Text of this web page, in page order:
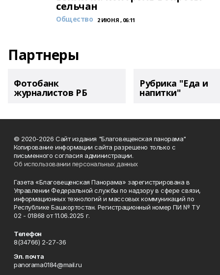
сельчан
Общество 2 ИЮНЯ , 06:11
Партнеры
Фотобанк
журналистов РБ
Рубрика "Еда и
напитки"
© 2020-2026 Сайт издания "Благовещенская панорама"
Копирование информации сайта разрешено только с
письменного согласия администрации.
Об использовании персональных данных
Газета «Благовещенская Панорама» зарегистрирована в
Управлении Федеральной службы по надзору в сфере связи,
информационных технологий и массовых коммуникаций по
Республике Башкортостан. Регистрационный номер ПИ № ТУ
02 - 01868 от 11.06.2025 г.
Телефон
8(34766) 2-27-36
Эл. почта
panorama0184@mail.ru